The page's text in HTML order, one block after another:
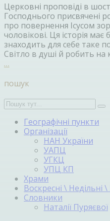
Церковні проповіді в
Господнього присвячені
про повернення Ісусом
чоловікові. Ця історія
знаходить для себе таке
Світло в душі й робить
…
пошук
Географічні пункти
Організації
НАН України
УАПЦ
УГКЦ
УПЦ КП
Храми
Воскресні \
Словники
Наталії Пуряєвої